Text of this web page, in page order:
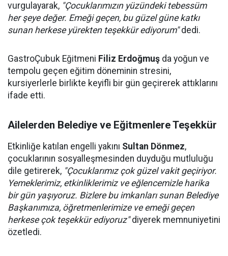
vurgulayarak, "Çocuklarımızın yüzündeki tebessüm
her şeye değer. Emeği geçen, bu güzel güne katkı
sunan herkese yürekten teşekkür ediyorum"dedi.
GastroÇubuk Eğitmeni Filiz Erdoğmuş da yoğun ve
tempolu geçen eğitim döneminin stresini,
kursiyerlerle birlikte keyifli bir gün geçirerek attıklarını
ifade etti.
Ailelerden Belediye ve Eğitmenlere Teşekkür
Etkinliğe katılan engelli yakını Sultan Dönmez,
çocuklarının sosyalleşmesinden duyduğu mutluluğu
dile getirerek, "Çocuklarımız çok güzel vakit geçiriyor.
Yemeklerimiz, etkinliklerimiz ve eğlencemizle harika
bir gün yaşıyoruz. Bizlere bu imkanları sunan Belediye
Başkanımıza, öğretmenlerimize ve emeği geçen
herkese çok teşekkür ediyoruz"diyerek memnuniyetini
özetledi.